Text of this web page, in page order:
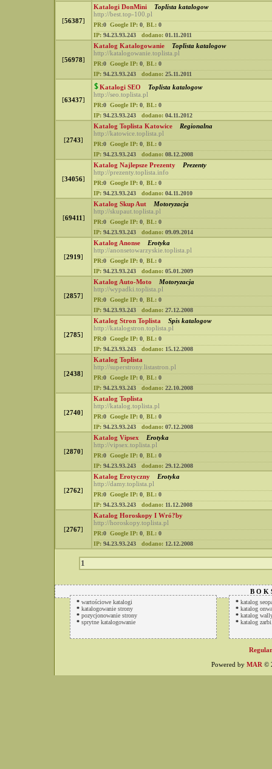
[56387]
Katalogi DonMini
Toplista katalogow
http://best.top-100.pl
PR:0 Google IP: 0 BL: 0
IP: 94.23.93.243 dodano: 01.11.2011
[56978]
Katalog Katalogowanie
Toplista katalogow
http://katalogowanie.toplista.pl
PR:0 Google IP: 0 BL: 0
IP: 94.23.93.243 dodano: 25.11.2011
[63437]
Katalogi SEO
Toplista katalogow
http://seo.toplista.pl
PR:0 Google IP: 0 BL: 0
IP: 94.23.93.243 dodano: 04.11.2012
[2743]
Katalog Toplista Katowice
Regionalna
http://katowice.toplista.pl
PR:0 Google IP: 0 BL: 0
IP: 94.23.93.243 dodano: 08.12.2008
[34056]
Katalog Najlepsze Prezenty
Prezenty
http://prezenty.toplista.info
PR:0 Google IP: 0 BL: 0
IP: 94.23.93.243 dodano: 04.11.2010
[69411]
Katalog Skup Aut
Motoryzacja
http://skupaut.toplista.pl
PR:0 Google IP: 0 BL: 0
IP: 94.23.93.243 dodano: 09.09.2014
[2919]
Katalog Anonse
Erotyka
http://anonsetowarzyskie.toplista.pl
PR:0 Google IP: 0 BL: 0
IP: 94.23.93.243 dodano: 05.01.2009
[2857]
Katalog Auto-Moto
Motoryzacja
http://wypadki.toplista.pl
PR:0 Google IP: 0 BL: 0
IP: 94.23.93.243 dodano: 27.12.2008
[2785]
Katalog Stron Toplista
Spis katalogow
http://katalogstron.toplista.pl
PR:0 Google IP: 0 BL: 0
IP: 94.23.93.243 dodano: 15.12.2008
[2438]
Katalog Toplista
http://superstrony.listastron.pl
PR:0 Google IP: 0 BL: 0
IP: 94.23.93.243 dodano: 22.10.2008
[2740]
Katalog Toplista
http://katalog.toplista.pl
PR:0 Google IP: 0 BL: 0
IP: 94.23.93.243 dodano: 07.12.2008
[2870]
Katalog Vipsex
Erotyka
http://vipsex.toplista.pl
PR:0 Google IP: 0 BL: 0
IP: 94.23.93.243 dodano: 29.12.2008
[2762]
Katalog Erotyczny
Erotyka
http://damy.toplista.pl
PR:0 Google IP: 0 BL: 0
IP: 94.23.93.243 dodano: 11.12.2008
[2767]
Katalog Horoskopy I Wró?by
http://horoskopy.toplista.pl
PR:0 Google IP: 0 BL: 0
IP: 94.23.93.243 dodano: 12.12.2008
1
B O K
* wartościowe katalogi
* katalogowanie strony
* pozycjonowanie strony
* sprytne katalogowanie
* katalog
* katalog
* katalog
* katalog
Powered by MAR ©